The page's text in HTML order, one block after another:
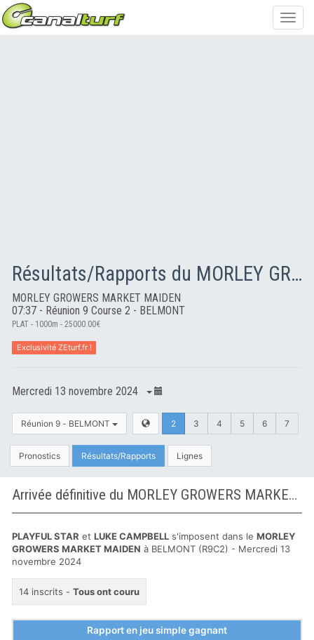
Résultats/Rapports du MORLEY GROWERS MARKET MAIDEN
MORLEY GROWERS MARKET MAIDEN
07:37 - Réunion 9 Course 2 - BELMONT
PLAT - 1000m - 25000.00€
Exclusivité ZEturf.fr !
Mercredi 13 novembre 2024
Réunion 9 - BELMONT 2 3 4 5 6 7
Pronostics Résultats/Rapports Lignes
Arrivée définitive du MORLEY GROWERS MARKET MAIDEN à BELMONT
PLAYFUL STAR et LUKE CAMPBELL s'imposent dans le MORLEY
GROWERS MARKET MAIDEN à BELMONT (R9C2) - Mercredi 13
novembre 2024
14 inscrits - Tous ont couru
Rapport en jeu simple gagnant